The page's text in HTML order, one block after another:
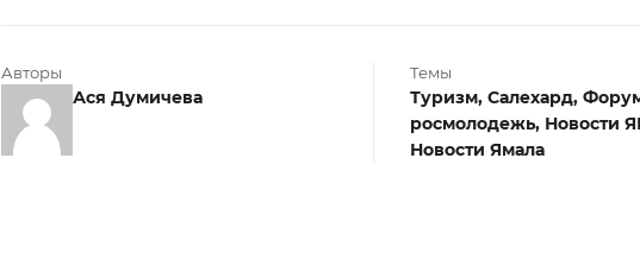
Авторы
Ася Думичева
Темы
Туризм, Салехард,
росмолодежь, Новости
Новости Ямала